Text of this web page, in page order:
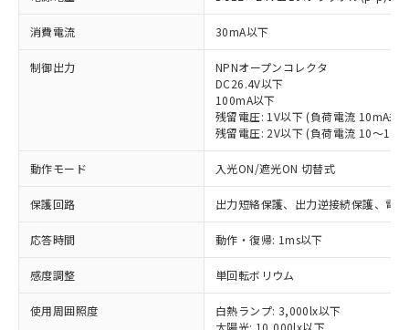
消費電流 30mA以下
制御出力
NPNオープンコレクタ
DC26.4V以下
100mA以下
残留電圧: 1V以下 (負荷電流 10mA未
残留電圧: 2V以下 (負荷電流 10～
動作モード 入光ON/遮光ON 切替式
保護回路 出力短絡保護、出力逆接続保護、電
応答時間 動作・復帰: 1ms以下
感度調整 単回転ボリウム
使用周囲照度
白熱ランプ: 3,000lx以下
太陽光: 10,000lx以下
非含有に対応した製品が提供可能な商品で